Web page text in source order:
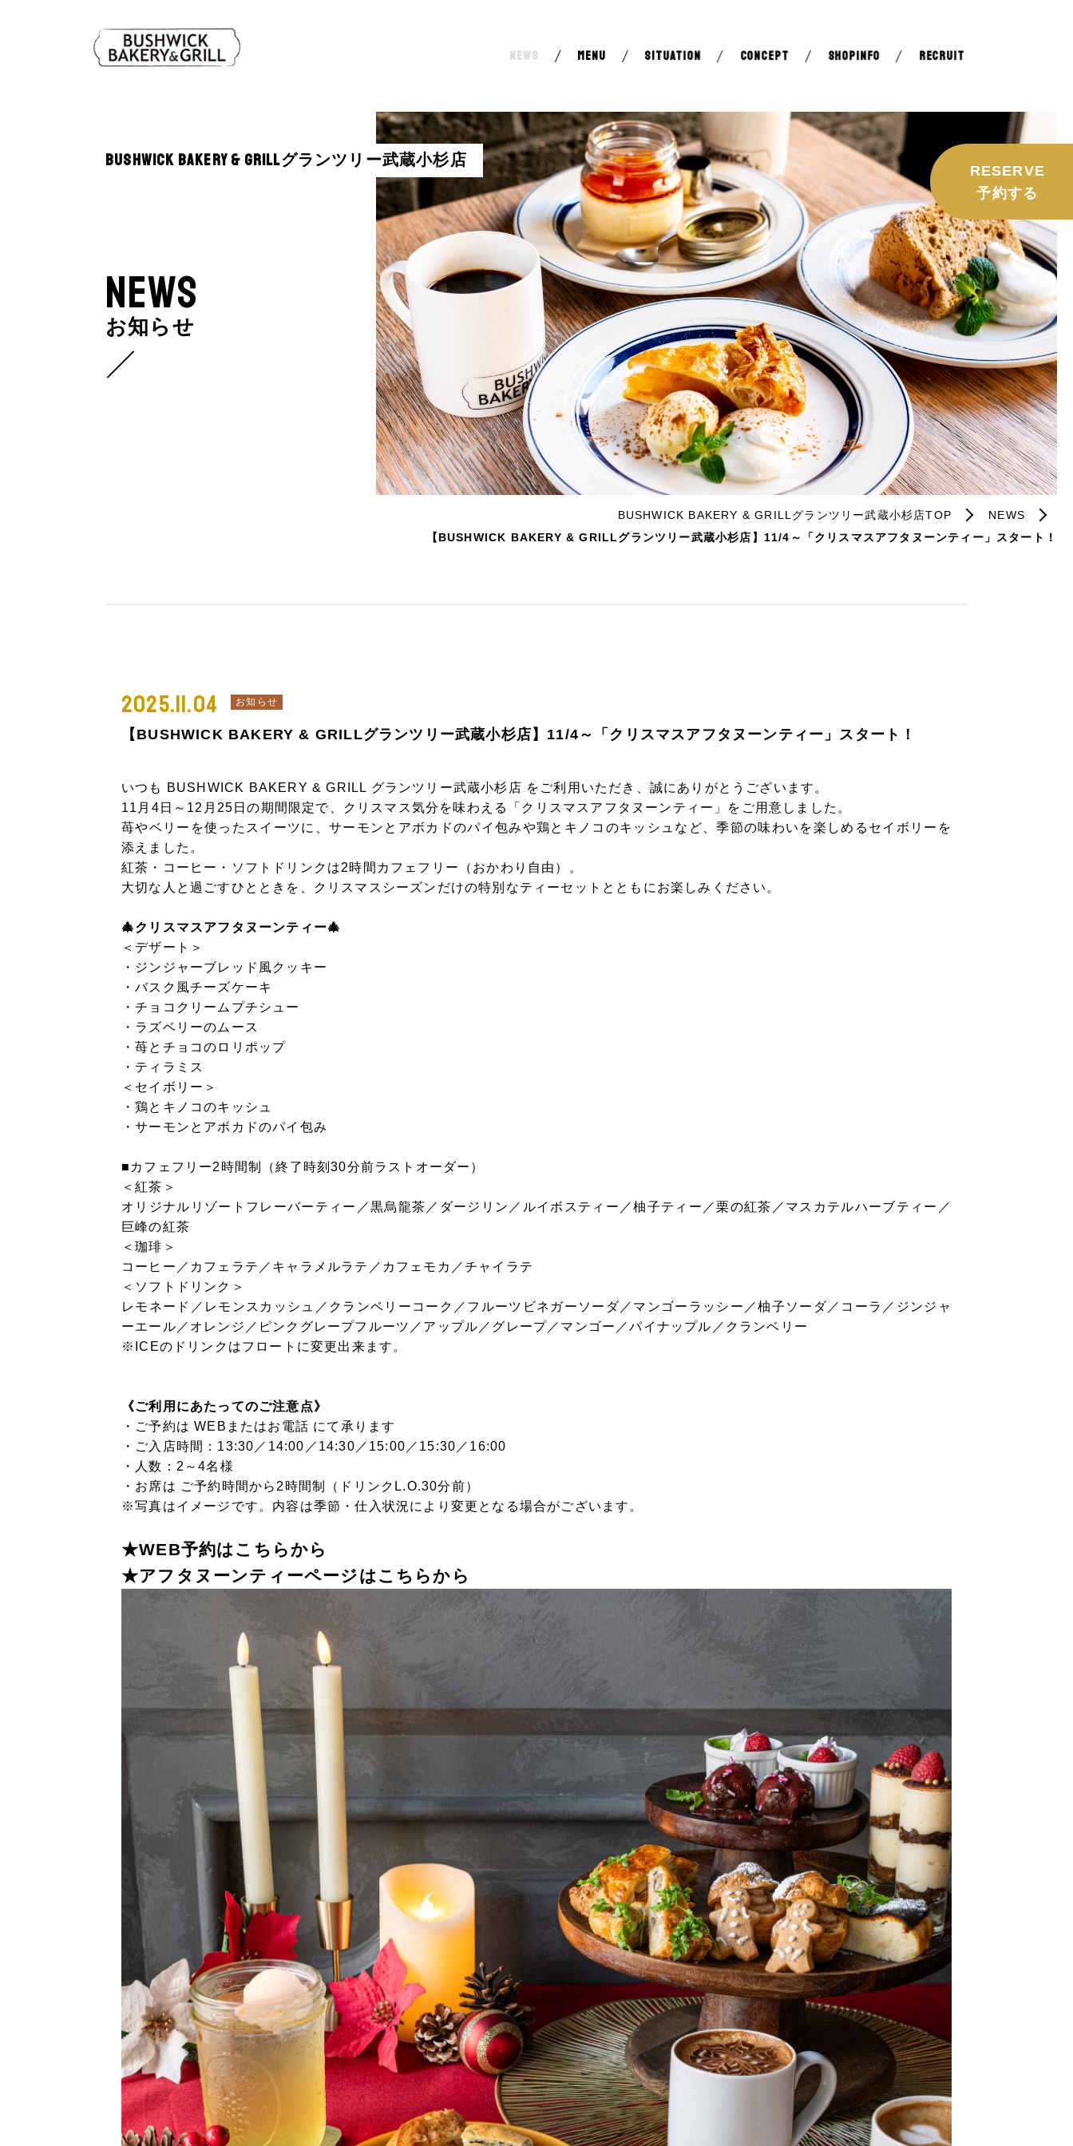
NEWS MENU SITUATION CONCEPT SHOPINFO RECRUIT
BUSHWICK BAKERY & GRILLグランツリー武蔵小杉店
NEWS
お知らせ
RESERVE
予約する
BUSHWICK BAKERY & GRILLグランツリー武蔵小杉店TOP
NEWS
【BUSHWICK BAKERY & GRILLグランツリー武蔵小杉店】11/4～「クリスマスアフタヌーンティー」スタート！
2025.11.04 お知らせ
【BUSHWICK BAKERY & GRILLグランツリー武蔵小杉店】11/4～「クリスマスアフタヌーンティー」スタート！
いつも BUSHWICK BAKERY & GRILL グランツリー武蔵小杉店 をご利用いただき、誠にありがとうございます。
11月4日～12月25日の期間限定で、クリスマス気分を味わえる「クリスマスアフタヌーンティー」をご用意しました。
苺やベリーを使ったスイーツに、サーモンとアボカドのパイ包みや鶏とキノコのキッシュなど、季節の味わいを楽しめるセイボリーを
添えました。
紅茶・コーヒー・ソフトドリンクは2時間カフェフリー（おかわり自由）。
大切な人と過ごすひとときを、クリスマスシーズンだけの特別なティーセットとともにお楽しみください。
🎄クリスマスアフタヌーンティー🎄
＜デザート＞
・ジンジャーブレッド風クッキー
・バスク風チーズケーキ
・チョコクリームプチシュー
・ラズベリーのムース
・苺とチョコのロリポップ
・ティラミス
＜セイボリー＞
・鶏とキノコのキッシュ
・サーモンとアボカドのパイ包み
■カフェフリー2時間制（終了時刻30分前ラストオーダー）
＜紅茶＞
オリジナルリゾートフレーバーティー／黒烏龍茶／ダージリン／ルイボスティー／柚子ティー／栗の紅茶／マスカテルハーブティー／
巨峰の紅茶
＜珈琲＞
コーヒー／カフェラテ／キャラメルラテ／カフェモカ／チャイラテ
＜ソフトドリンク＞
レモネード／レモンスカッシュ／クランベリーコーク／フルーツビネガーソーダ／マンゴーラッシー／柚子ソーダ／コーラ／ジンジャ
ーエール／オレンジ／ピンクグレープフルーツ／アップル／グレープ／マンゴー／パイナップル／クランベリー
※ICEのドリンクはフロートに変更出来ます。
《ご利用にあたってのご注意点》
・ご予約はWEBまたはお電話 にて承ります
・ご入店時間：13:30／14:00／14:30／15:00／15:30／16:00
・人数：2 ～4名様
・お席は ご予約時間から2時間制
（ドリンクL.O.30分前）
※写真はイメージです。内容は季節・仕入状況により変更となる場合がございます。
★WEB予約はこちらから
★アフタヌーンティーページはこちらから